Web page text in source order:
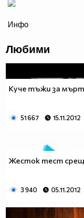
Инфо
Любими
Куче тъжи за
51 667 15.11.2012
Жесток тест
3 940 05.11.2012